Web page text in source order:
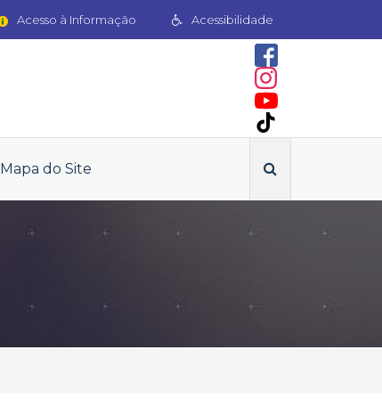
Acessibilidade
Acesso à Informação
Mapa do Site